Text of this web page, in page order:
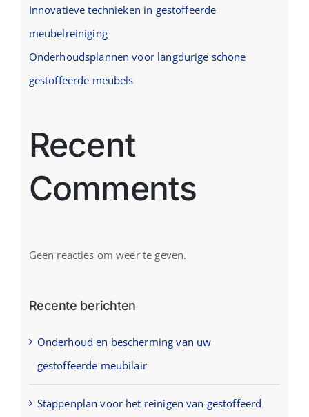
Innovatieve technieken in gestoffeerde
meubelreiniging
Onderhoudsplannen voor langdurige schone
gestoffeerde meubels
Recent
Comments
Geen reacties om weer te geven.
Recente berichten
Onderhoud en bescherming van uw
gestoffeerde meubilair
Stappenplan voor het reinigen van gestoffeerd